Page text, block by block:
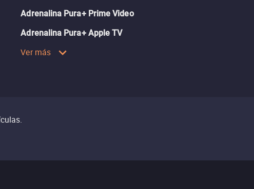
Adrenalina Pura+ Prime Video
Adrenalina Pura+ Apple TV
Ver más